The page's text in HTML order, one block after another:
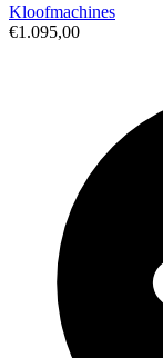
Kloofmachines
€1.095,00